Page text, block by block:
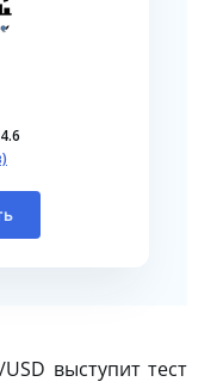
4.6
выступит тест